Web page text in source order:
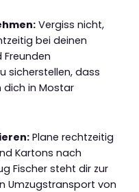
Vergiss nicht,
bei deinen
sicherstellen, dass
dich in Mostar
Plane rechtzeitig
Kartons nach
Fischer steht dir zur
Umzugstransport von